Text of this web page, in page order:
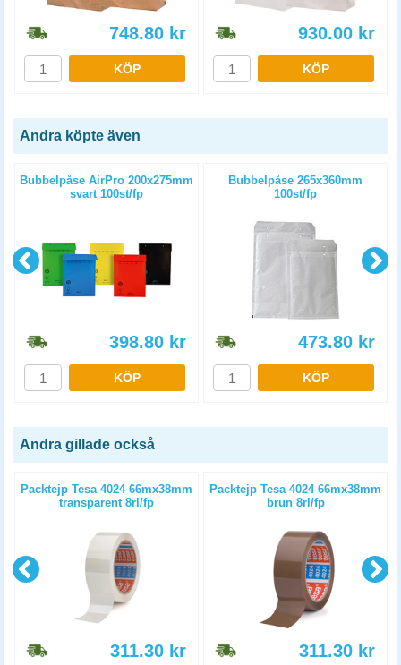
748.80 kr
KÖP
930.00 kr
KÖP
Andra köpte även
Bubbelpåse AirPro 200x275mm
svart 100st/fp
398.80 kr
KÖP
Bubbelpåse 265x360mm
100st/fp
473.80 kr
KÖP
Andra gillade också
Packtejp Tesa 4024 66mx38mm
transparent 8rl/fp
311.30 kr
Packtejp Tesa 4024 66mx38mm
brun 8rl/fp
311.30 kr